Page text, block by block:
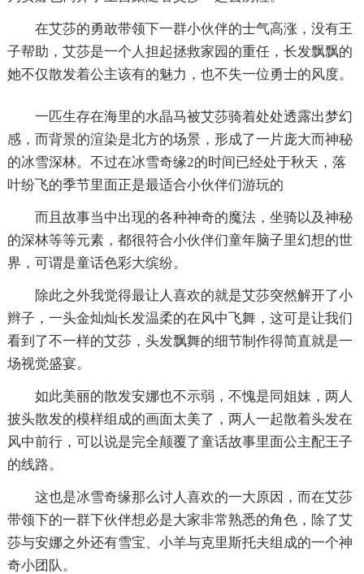
在艾莎的勇敢带领下一群小伙伴的士气高涨，没有王
子帮助，艾莎是一个人担起拯救家园的重任，长发飘飘的
她不仅散发着公主该有的魅力，也不失一位勇士的风度。
一匹生存在海里的水晶马被艾莎骑着处处透露出梦幻
感，而背景的渲染是北方的场景，形成了一片庞大而神秘
的冰雪深林。不过在冰雪奇缘2的时间已经处于秋天，落
叶纷飞的季节里面正是最适合小伙伴们游玩的
而且故事当中出现的各种神奇的魔法，坐骑以及神秘
的深林等等元素，都很符合小伙伴们童年脑子里幻想的世
界，可谓是童话色彩大缤纷。
除此之外我觉得最让人喜欢的就是艾莎突然解开了小
辫子，一头金灿灿长发温柔的在风中飞舞，这可是让我们
看到了不一样的艾莎，头发飘舞的细节制作得简直就是一
场视觉盛宴。
如此美丽的散发安娜也不示弱，不愧是同姐妹，两人
披头散发的模样组成的画面太美了，两人一起散着头发在
风中前行，可以说是完全颠覆了童话故事里面公主配王子
的线路。
这也是冰雪奇缘那么讨人喜欢的一大原因，而在艾莎
带领下的一群下伙伴想必是大家非常熟悉的角色，除了艾
莎与安娜之外还有雪宝、小羊与克里斯托夫组成的一个神
奇小团队。